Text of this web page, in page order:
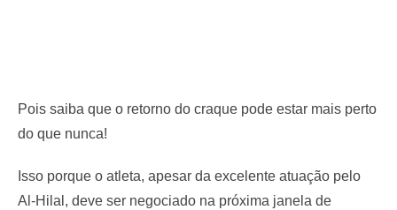
Pois saiba que o retorno do craque pode estar mais perto
do que nunca!
Isso porque o atleta, apesar da excelente atuação pelo
Al-Hilal, deve ser negociado na próxima janela de